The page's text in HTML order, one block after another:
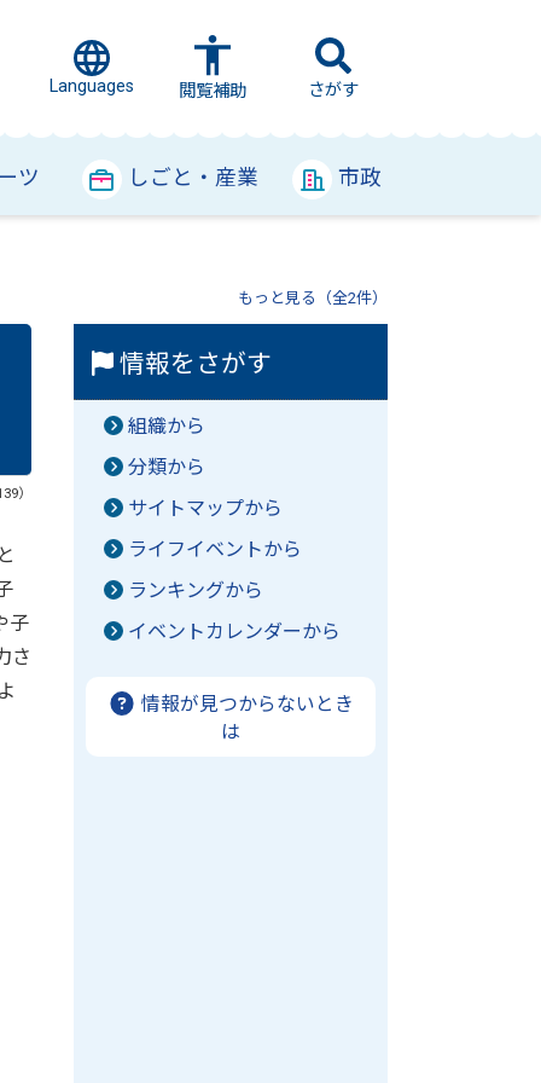
Languages 閲覧補助 さがす
ツ しごと・産業 市政
もっと見る（全2件）
）
子
さ
情報をさがす
組織から
分類から
サイトマップから
ライフイベントから
ランキングから
イベントカレンダーから
情報が見つからないとき
は